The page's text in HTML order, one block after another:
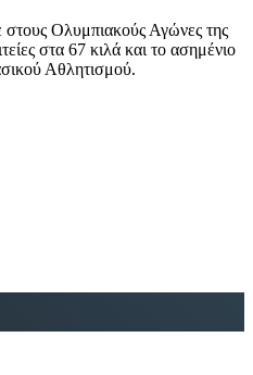
Ολυμπιακούς Αγώνες της
στα 67 κιλά και το ασημένιο
Αθλητισμού.